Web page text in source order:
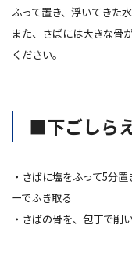
ふって置き、浮いてきた
また、さばには大きな骨
ください。
■下ごしら
・さばに塩をふって5分
ーでふき取る
・さばの骨を、包丁で削